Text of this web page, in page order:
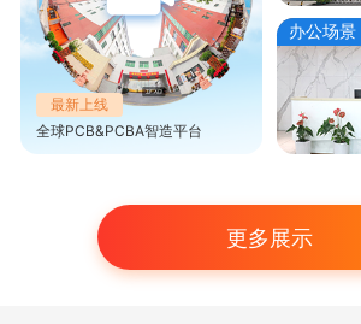
最新上线
全球PCB&PCBA智造平台
办公场景
更多展示